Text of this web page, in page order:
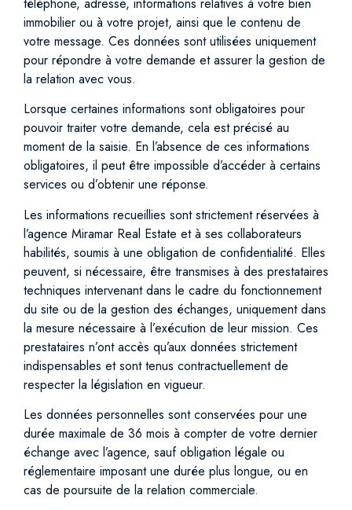
immobilier ou à votre projet, ainsi que le contenu de
votre message. Ces données sont utilisées uniquement
pour répondre à votre demande et assurer la gestion de
la relation avec vous.
Lorsque certaines informations sont obligatoires pour
pouvoir traiter votre demande, cela est précisé au
moment de la saisie. En l’absence de ces informations
obligatoires, il peut être impossible d’accéder à certains
services ou d’obtenir une réponse.
Les informations recueillies sont strictement réservées à
l’agence Miramar Real Estate et à ses collaborateurs
habilités, soumis à une obligation de confidentialité. Elles
peuvent, si nécessaire, être transmises à des prestataires
techniques intervenant dans le cadre du fonctionnement
du site ou de la gestion des échanges, uniquement dans
la mesure nécessaire à l’exécution de leur mission. Ces
prestataires n’ont accès qu’aux données strictement
indispensables et sont tenus contractuellement de
respecter la législation en vigueur.
Les données personnelles sont conservées pour une
durée maximale de 36 mois à compter de votre dernier
échange avec l’agence, sauf obligation légale ou
réglementaire imposant une durée plus longue, ou en
cas de poursuite de la relation commerciale.